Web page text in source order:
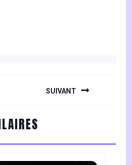
SUIVANT
post: